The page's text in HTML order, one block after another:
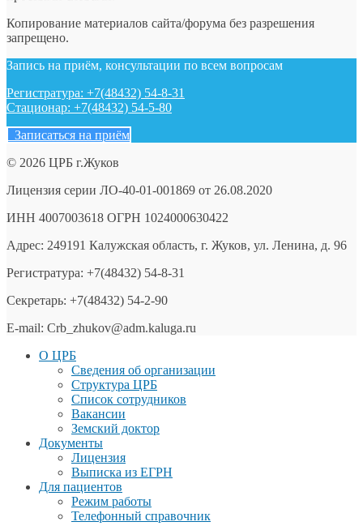
Копирование материалов сайта/форума без разрешения
запрещено.
Запись на приём, консультации по всем вопросам
Регистратура: +7(48432) 54-8-31
Стационар: +7(48432) 54-5-80
Записаться на приём
© 2026 ЦРБ г.Жуков
Лицензия серии ЛО-40-01-001869 от 26.08.2020
ИНН 4007003618 ОГРН 1024000630422
Адрес: 249191 Калужская область, г. Жуков, ул. Ленина, д. 96
Регистратура: +7(48432) 54-8-31
Секретарь: +7(48432) 54-2-90
E-mail: Crb_zhukov@adm.kaluga.ru
О ЦРБ
Сведения об организации
Структура ЦРБ
Список сотрудников
Вакансии
Земский доктор
Документы
Лицензия
Выписка из ЕГРН
Для пациентов
Режим работы
Телефонный справочник